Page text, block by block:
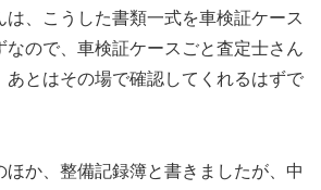
は、こうした書類一式を車検証ケース
なので、車検証ケースごと査定士さん
あとはその場で確認してくれるはずで
ほか、整備記録簿と書きましたが、中